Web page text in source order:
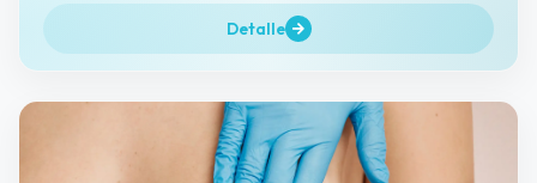
Detalle